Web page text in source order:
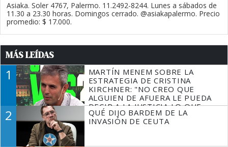
Asiaka. Soler 4767, Palermo. 11.2492-8244. Lunes a sábados de
11.30 a 23.30 horas. Domingos cerrado. @asiakapalermo. Precio
promedio: $ 17.000.
MÁS LEÍDAS
1
MARTÍN MENEM SOBRE LA
ESTRATEGIA DE CRISTINA
KIRCHNER: "NO CREO QUE
ALGUIEN DE AFUERA LE PUEDA
DECIR A LA JUSTICIA LO QUE
TIENE QUE HACER"
2
QUÉ DIJO BARDEM DE LA
INVASIÓN DE CEUTA